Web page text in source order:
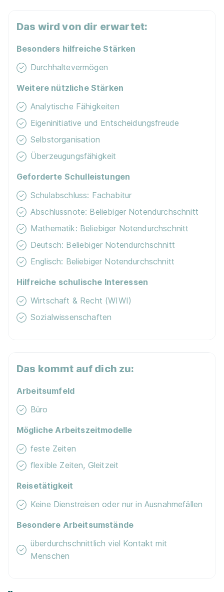
Das wird von dir erwartet:
Besonders hilfreiche Stärken
Durchhaltevermögen
Weitere nützliche Stärken
Analytische Fähigkeiten
Eigeninitiative und Entscheidungsfreude
Selbstorganisation
Überzeugungsfähigkeit
Geforderte Schulleistungen
Schulabschluss: Fachabitur
Abschlussnote: Beliebiger Notendurchschnitt
Mathematik: Beliebiger Notendurchschnitt
Deutsch: Beliebiger Notendurchschnitt
Englisch: Beliebiger Notendurchschnitt
Hilfreiche schulische Interessen
Wirtschaft & Recht (WIWI)
Sozialwissenschaften
Das kommt auf dich zu:
Arbeitsumfeld
Büro
Mögliche Arbeitszeitmodelle
feste Zeiten
flexible Zeiten, Gleitzeit
Reisetätigkeit
Keine Dienstreisen oder nur in Ausnahmefällen
Besondere Arbeitsumstände
überdurchschnittlich viel Kontakt mit
Menschen